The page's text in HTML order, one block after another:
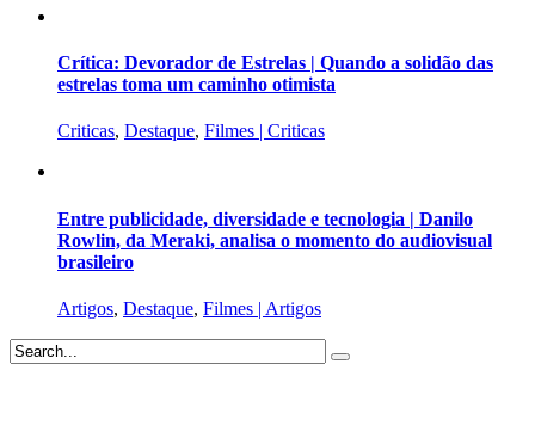
Crítica: Devorador de Estrelas | Quando a solidão das
estrelas toma um caminho otimista
Criticas, Destaque, Filmes | Criticas
Entre publicidade, diversidade e tecnologia | Danilo
Rowlin, da Meraki, analisa o momento do audiovisual
brasileiro
Artigos, Destaque, Filmes | Artigos